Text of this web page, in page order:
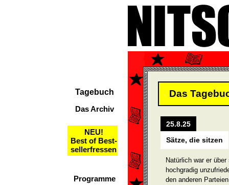
Tagebuch
Das Archiv
NEU!
Best of Best-
sellerfressen
Programme
Das
25.8.25
Sätze, die sitzen
Natürlich war er
hochgradig
den anderen